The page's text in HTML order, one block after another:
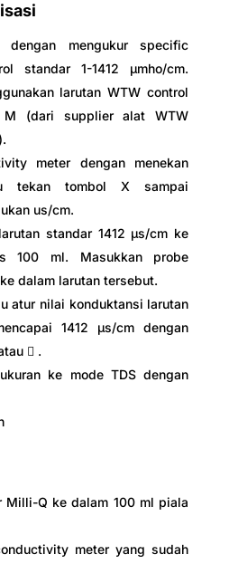
dengan mengukur specific
standar 1-1412 µmho/cm.
larutan WTW control
M (dari supplier alat WTW
meter dengan menekan
tekan tombol X sampai
us/cm.
standar 1412 µs/cm ke
100 ml. Masukkan probe
dalam larutan tersebut.
atur nilai konduktansi larutan
1412 µs/cm dengan
 .
ke mode TDS dengan
Milli-Q ke dalam 100 ml piala
meter yang sudah